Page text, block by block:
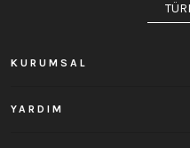
KURUMSAL
YARDIM